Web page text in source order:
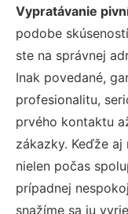
Vypratávanie
podobe
ste na správnej
Inak povedané,
profesionalitu,
prvého kontaktu
zákazky. Keďže
nielen počas
prípadnej
snažíme sa ju